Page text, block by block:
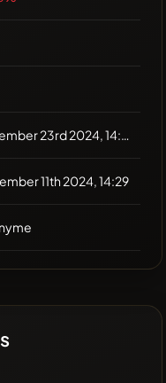
November 23rd 2024, 14:28
11th 2024, 14:29